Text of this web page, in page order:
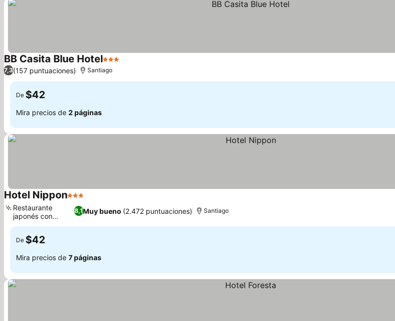
BB Casita Blue Hotel3 Estrellas
7,3(157 puntuaciones) Santiago
De $42
Mira precios de 2 páginas
Hotel Nippon3 Estrellas
8,1Muy bueno (2.472 puntuaciones)
Restaurante
japonés con
tatamis
Santiago
De $42
Mira precios de 7 páginas